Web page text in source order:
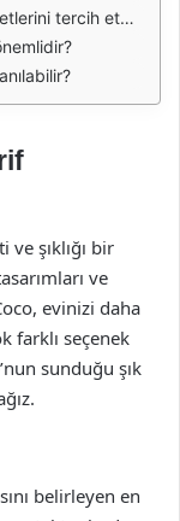
tercih etmeliyim?
şıklığı bir
ve
evinizi daha
farklı seçenek
sunduğu şık
belirleyen en